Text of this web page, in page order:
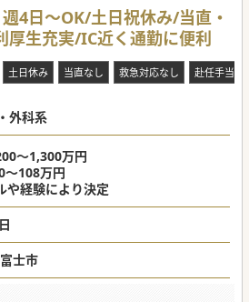
4日～OK/土日祝休み/当直・
厚生充実/IC近く通勤に便利
土日休み 当直なし 救急対応なし 赴任手当あ
外科系
～1,300万円
～108万円
や経験により決定
静岡県 富士市